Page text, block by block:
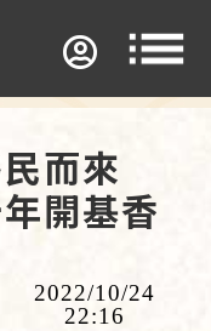
民而來
開基香
2022/10/24
22:16